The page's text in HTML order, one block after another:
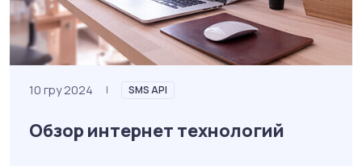
10 гру 2024 | SMS API
Обзор интернет технологий